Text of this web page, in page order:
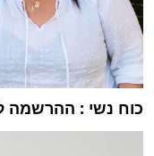
כוח נשי : ההרשמה